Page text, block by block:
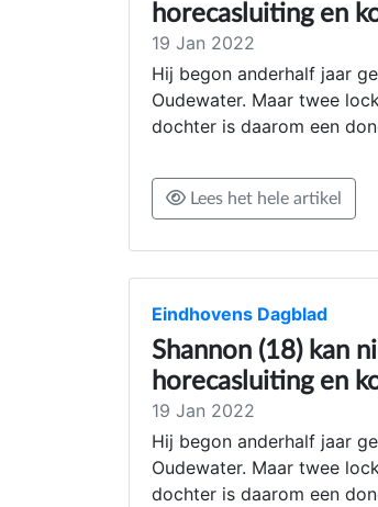
horecasluiting en
19 Jan 2022
Hij begon anderhalf jaar
Oudewater. Maar twee
dochter is daarom een
Lees het hele artikel
Eindhovens Dagblad
Shannon (18) kan
horecasluiting en
19 Jan 2022
Hij begon anderhalf jaar
Oudewater. Maar twee
dochter is daarom een